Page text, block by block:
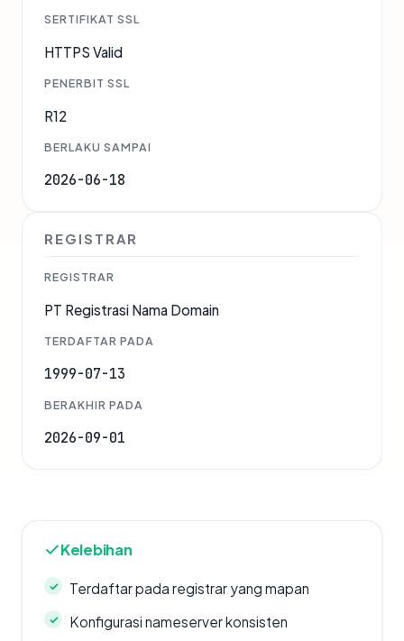
SERTIFIKAT SSL
HTTPS Valid
PENERBIT SSL
R12
BERLAKU SAMPAI
2026-06-18
REGISTRAR
REGISTRAR
PT Registrasi Nama Domain
TERDAFTAR PADA
1999-07-13
BERAKHIR PADA
2026-09-01
Kelebihan
Terdaftar pada registrar yang mapan
Konfigurasi nameserver konsisten